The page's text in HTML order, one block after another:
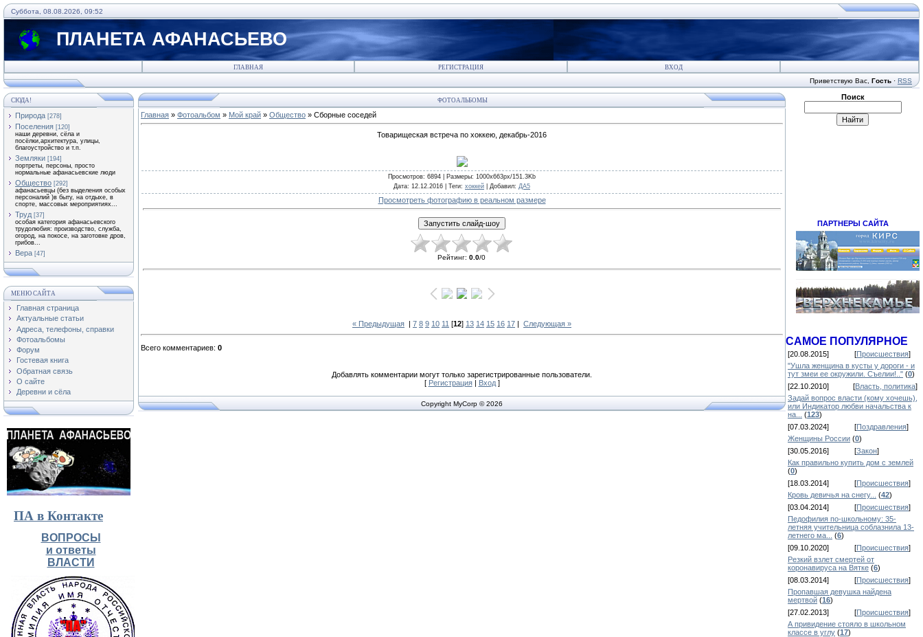
Суббота, 08.08.2026, 09:52
ПЛАНЕТА АФАНАСЬЕВО
ГЛАВНАЯ РЕГИСТРАЦИЯ ВХОД
Приветствую Вас Гость · RSS
СЮДА!
Природа [278]
Поселения [120]
наши деревни, сёла и
посёлки,архитектура, улицы,
благоустройство и т.п.
Земляки [194]
портреты, персоны, просто
нормальные афанасьевские люди
Общество [292]
афанасьевцы (без выделения особых
персоналий )в быту, на отдыхе, в
спорте, массовых мероприятиях...
Труд [37]
особая категория афанасьевского
трудолюбия: производство, служба,
огород, на покосе, на заготовке дров,
грибов...
Вера [47]
МЕНЮ САЙТА
Главная страница
Актуальные статьи
Адреса, телефоны, справки
Фотоальбомы
Форум
Гостевая книга
Обратная связь
О сайте
Деревни и сёла
ПА в Контакте
ВОПРОСЫ
и ответы
ВЛАСТИ
ФОТОАЛЬБОМЫ
Главная » Фотоальбом » Мой край » Общество » Сборные соседей
Товарищеская встреча по хоккею, декабрь-2016
Просмотров: 6894 | Размеры: 1000x663px/151.3Kb
Дата: 12.12.2016 | Теги: хоккей Добавил: ДА5
Просмотреть фотографию в реальном размере
Рейтинг: 0.0/0
« Предыдущая | 7 8 9 10 11 [12] 13 14 15 16 17 | Следующая »
Всего комментариев: 0
Добавлять комментарии могут только зарегистрированные пользователи.
[ Регистрация| Вход]
Copyright MyCorp © 2026
Поиск
ПАРТНЕРЫ САЙТА
САМОЕ ПОПУЛЯРНОЕ
[20.08.2015] [Происшествия]
"Ушла женщина в кусты у дороги - и
тут змеи ее окружили. Съелии!.." (0)
[22.10.2010]
[Власть, политика]
Задай вопрос власти (кому хочешь),
или Индикатор любви начальства к
на...
(123)
[07.03.2024]
[Поздравления]
Женщины России (0)
[30.05.2016]
[Закон]
Как правильно купить дом с землей
(0)
[18.03.2014]
[Происшествия]
Кровь девичья на снегу...
(42)
[03.04.2014]
[Происшествия]
Педофилия по-школьному: 35-
летняя учительница соблазнила 13-
летнего ма...
(6)
[09.10.2020]
[Происшествия]
Резкий взлет смертей от
коронавируса на Вятке (6)
[08.03.2014]
[Происшествия]
Пропавшая девушка найдена
мертвой (16)
[27.02.2013]
[Происшествия]
А привидение стояло в школьном
классе в углу (17)